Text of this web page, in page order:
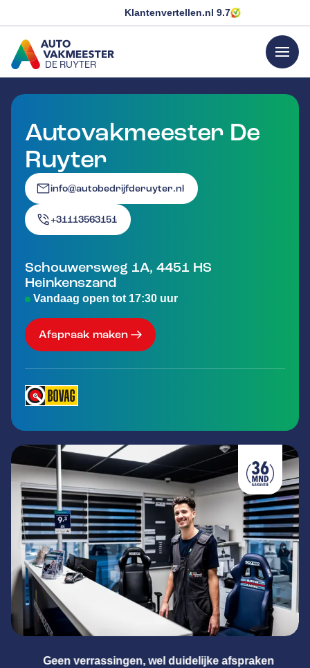
Klantenvertellen.nl 9.7
DE RUYTER
GA NAAR DE HOMEPAGINA
menu
Autovakmeester De
Ruyter
info@autobedrijfderuyter.nl
+31113563151
Schouwersweg 1A, 4451 HS
Heinkenszand
Vandaag open tot 17:30 uur
Afspraak maken
wel duidelijke afspraken Meester